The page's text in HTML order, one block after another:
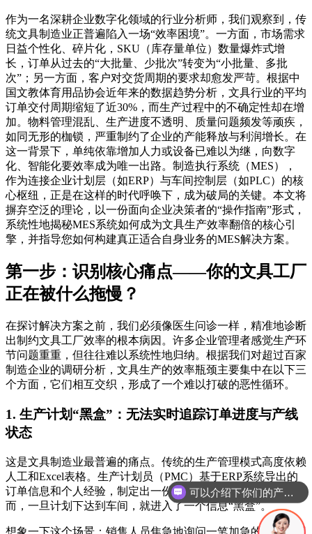
作为一名深耕企业数字化领域的行业分析师，我们观察到，传
统文具制造业正普遍陷入一场“效率困境”。一方面，市场需求
日益个性化、碎片化，SKU（库存量单位）数量爆炸式增
长，订单从过去的“大批量、少批次”转变为“小批量、多批
次”；另一方面，客户对交货周期的要求却愈发严苛。根据中
国文教体育用品协会近年来的数据趋势分析，文具行业的平均
订单交付周期缩短了近30%，而生产过程中的不确定性却在增
加。物料管理混乱、生产进度不透明、质量问题频发等顽疾，
如同无形的枷锁，严重制约了企业的产能释放与利润增长。在
这一背景下，单纯依靠增加人力或设备已难以为继，向数字
化、智能化要效率成为唯一出路。制造执行系统（MES），
作为连接企业计划层（如ERP）与车间控制层（如PLC）的核
心枢纽，正是在这样的时代呼唤下，成为破局的关键。本文将
摒弃空泛的理论，以一份面向企业决策者的“操作指南”形式，
系统性地揭秘MES系统如何成为文具生产效率翻倍的核心引
擎，并指导您如何构建真正适合自身业务的MES解决方案。
第一步：识别核心痛点——你的文具工厂
正在被什么拖慢？
在探讨解决方案之前，我们必须像医生问诊一样，精准地诊断
出制约文具工厂效率的根本病因。许多企业管理者感觉生产环
节问题重重，但往往难以系统性地归纳。根据我们对超过百家
制造企业的调研分析，文具生产的效率瓶颈主要集中在以下三
个方面，它们相互交织，形成了一个难以打破的恶性循环。
1. 生产计划“黑盒”：无法实时追踪订单进度与产线
状态
这是文具制造业最普遍的痛点。传统的生产管理模式高度依赖
人工和Excel表格。生产计划员（PMC）基于ERP系统导出的
订单信息和个人经验，制定出一份看似详尽的生产排程表。然
而，一旦计划下达到车间，就进入了一个信息“黑盒”。
想象一下这个场景：销售人员焦急地询问一笔加急的定制笔记
你们是怎么收费的呢